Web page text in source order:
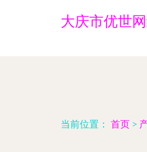
大庆市优世
当前位置： 首页 >